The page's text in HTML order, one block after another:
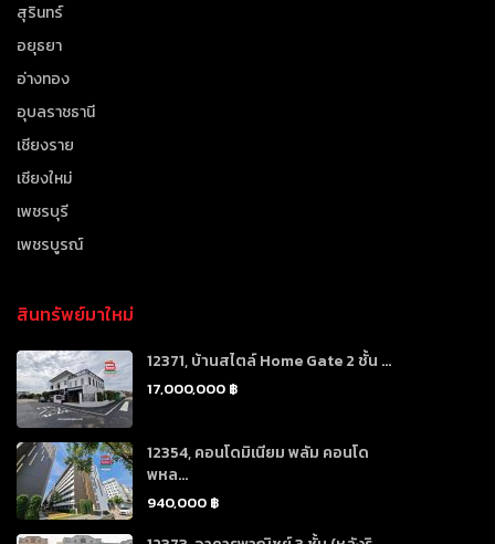
สุรินทร์
อยุธยา
อ่างทอง
อุบลราชธานี
เชียงราย
เชียงใหม่
เพชรบุรี
เพชรบูรณ์
สินทรัพย์มาใหม่
12371, บ้านสไตล์ Home Gate 2 ชั้น ...
17,000,000 ฿
12354, คอนโดมิเนียม พลัม คอนโด
พหล...
940,000 ฿